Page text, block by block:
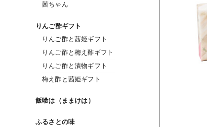
茜ちゃん
りんご酢ギフト
りんご酢と茜姫ギフト
りんご酢と梅え酢ギフト
りんご酢と漬物ギフト
梅え酢と茜姫ギフト
飯喰は（ままけは）
ふるさとの味